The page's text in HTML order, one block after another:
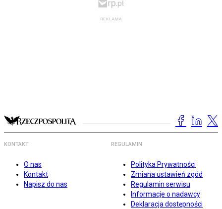
KONTAKT
O nas
Kontakt
Napisz do nas
REGULAMIN
Polityka Prywatności
Zmiana ustawień zgód
Regulamin serwisu
Informacje o nadawcy
Deklaracja dostępności